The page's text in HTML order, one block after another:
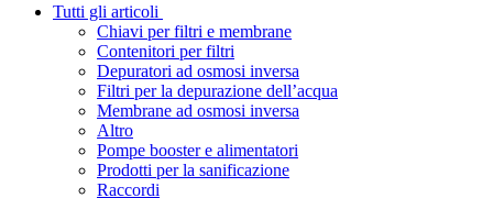
Tutti gli articoli
Chiavi per filtri e membrane
Contenitori per filtri
Depuratori ad osmosi inversa
Filtri per la depurazione dell’acqua
Membrane ad osmosi inversa
Altro
Pompe booster e alimentatori
Prodotti per la sanificazione
Raccordi